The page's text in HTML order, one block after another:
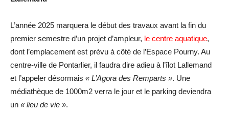
L’année 2025 marquera le début des travaux avant la fin du
premier semestre d’un projet d’ampleur, le centre aquatique,
dont l’emplacement est prévu à côté de l’Espace Pourny. Au
centre-ville de Pontarlier, il faudra dire adieu à l’îlot Lallemand
et l’appeler désormais « L’Agora des Remparts ». Une
médiathèque de 1000m2 verra le jour et le parking deviendra
un « lieu de vie ».